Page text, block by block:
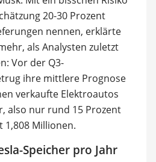
20-30 Prozent
nennen, erklärte
als Analysten zuletzt
Vor der Q3-
ihre mittlere Prognose
verkaufte Elektroautos
also nur rund 15 Prozent
1,808 Millionen.
Speicher pro Jahr